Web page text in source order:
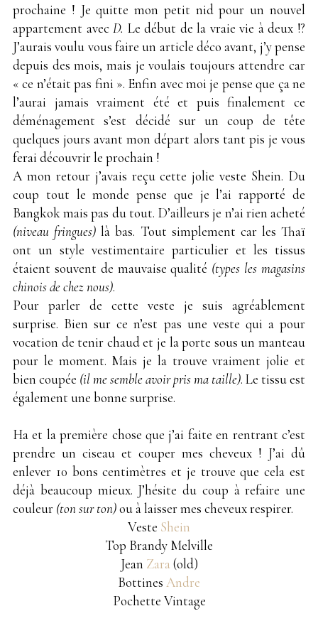
prochaine ! Je quitte mon petit nid pour un nouvel
appartement avecD. Le début de la vraie vie à deux !?
J’aurais voulu vous faire un article déco avant, j’y pense
depuis des mois, mais je voulais toujours attendre car
« ce n’était pas fini ». Enfin avec moi je pense que ça ne
l’aurai jamais vraiment été et puis finalement ce
déménagement s’est décidé sur un coup de tête
quelques jours avant mon départ alors tant pis je vous
ferai découvrir le prochain !
A mon retour j’avais reçu cette jolie veste Shein. Du
coup tout le monde pense que je l’ai rapporté de
Bangkok mais pas du tout. D’ailleurs je n’ai rien acheté
(niveau fringues) là bas. Tout simplement car les Thaï
ont un style vestimentaire particulier et les tissus
étaient souvent de mauvaise qualité (types les magasins
chinois de chez nous).
Pour parler de cette veste je suis agréablement
surprise. Bien sur ce n’est pas une veste qui a pour
vocation de tenir chaud et je la porte sous un manteau
pour le moment. Mais je la trouve vraiment jolie et
bien coupée (il me semble avoir pris ma taille). Le tissu est
également une bonne surprise.
Ha et la première chose que j’ai faite en rentrant c’est
prendre un ciseau et couper mes cheveux ! J’ai dû
enlever 10 bons centimètres et je trouve que cela est
déjà beaucoup mieux. J’hésite du coup à refaire une
couleur (ton sur ton)ou à laisser mes cheveux respirer.
Veste Shein
Top Brandy Melville
Jean Zara (old)
Bottines Andre
Pochette Vintage